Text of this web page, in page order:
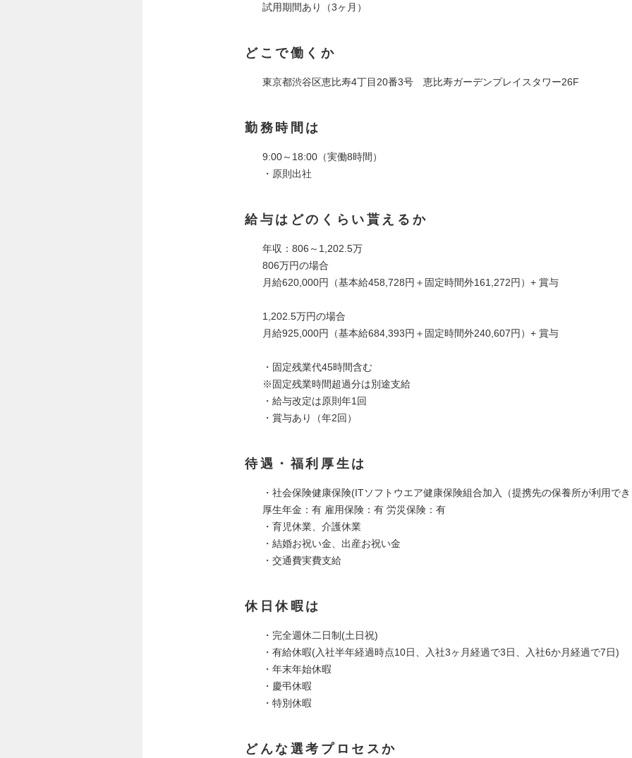
試用期間あり（3ヶ月）
どこで働くか
東京都渋谷区恵比寿4丁目20番3号 恵比寿ガーデンプレイスタワー26F
勤務時間は
9:00～18:00（実働8時間）
・原則出社
給与はどのくらい貰えるか
年収：806～1,202.5万
806万円の場合
月給620,000円（基本給458,728円＋固定時間外161,272円）+ 賞与
1,202.5万円の場合
月給925,000円（基本給684,393円＋固定時間外240,607円）+ 賞与
・固定残業代45時間含む
※固定残業時間超過分は別途支給
・給与改定は原則年1回
・賞与あり（年2回）
待遇・福利厚生は
・社会保険健康保険(ITソフトウエア健康保険組合加入（提携先の保養所が利用で
厚生年金：有 雇用保険：有 労災保険：有
・育児休業、介護休業
・結婚お祝い金、出産お祝い金
・交通費実費支給
休日休暇は
・完全週休二日制(土日祝)
・有給休暇(入社半年経過時点10日、入社3ヶ月経過で3日、入社6か月経過で7日)
・年末年始休暇
・慶弔休暇
・特別休暇
どんな選考プロセスか